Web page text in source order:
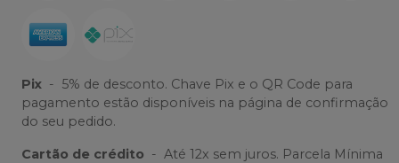
Pix - 5% de desconto. Chave Pix e o QR Code para
pagamento estão disponíveis na página de confirmação
do seu pedido.
Cartão de crédito - Até 12x sem juros. Parcela Mínima